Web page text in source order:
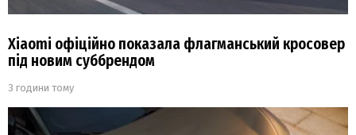
Xiaomi офіційно показала флагманський кросовер
під новим суббрендом
3 години тому